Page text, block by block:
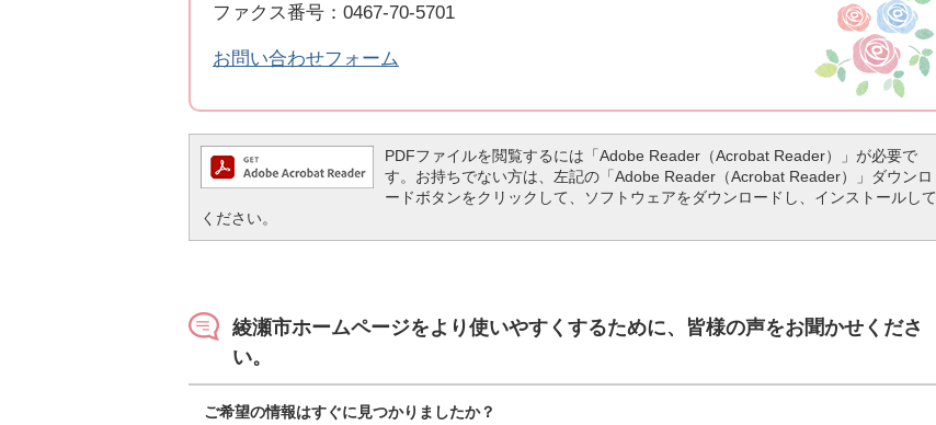
ファクス番号：0467-70-5701
お問い合わせフォーム
PDFファイルを閲覧するには「Adobe Reader（Acrobat Reader）」が必要で
す。お持ちでない方は、左記の「Adobe Reader（Acrobat Reader）」ダウンロ
ードボタンをクリックして、ソフトウェアをダウンロードし、インストールして
ください。
綾瀬市ホームページをより使いやすくするために、皆様の声をお聞かせくださ
い。
ご希望の情報はすぐに見つかりましたか？